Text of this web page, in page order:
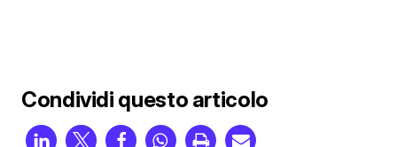
Condividi questo articolo